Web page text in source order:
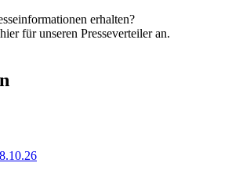
erhalten?
für unseren Presseverteiler an.